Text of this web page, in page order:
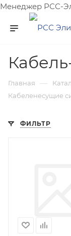
Менеджер РСС-
Напишите нам и
для Вас!
Главная —
Кабеленесущие
ФИЛЬТР